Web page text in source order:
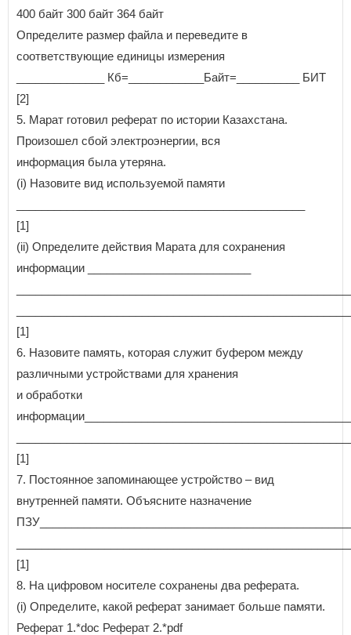
400 байт 300 байт 364 байт
Определите размер файла и переведите в
соответствующие единицы измерения
______________ Кб=____________Байт=__________ БИТ
[2]
5. Марат готовил реферат по истории Казахстана.
Произошел сбой электроэнергии, вся
информация была утеряна.
(i) Назовите вид используемой памяти
[1]
(ii) Определите действия Марата для сохранения
информации __________________________
[1]
6. Назовите память, которая служит буфером между
различными устройствами для хранения
и обработки
[1]
7. Постоянное запоминающее устройство – вид
внутренней памяти. Объясните назначение
[1]
8. На цифровом носителе сохранены два реферата.
(i) Определите, какой реферат занимает больше памяти.
Реферат 1.*doc Реферат 2.*pdf